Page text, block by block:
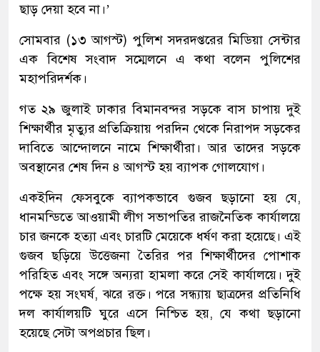
ছাড় দেয়া হবে না।’
সোমবার (১৩ আগস্ট) পুলিশ সদরদপ্তরের মিডিয়া সেন্টার
এক বিশেষ সংবাদ সম্মেলনে এ কথা বলেন পুলিশের
মহাপরিদর্শক।
গত ২৯ জুলাই ঢাকার বিমানবন্দর সড়কে বাস চাপায় দুই
শিক্ষার্থীর মৃত্যুর প্রতিক্রিয়ায় পরদিন থেকে নিরাপদ সড়কের
দাবিতে আন্দোলনে নামে শিক্ষার্থীরা। আর তাদের সড়কে
অবস্থানের শেষ দিন ৪ আগস্ট হয় ব্যাপক গোলযোগ।
একইদিন ফেসবুকে ব্যাপকভাবে গুজব ছড়ানো হয় যে,
ধানমন্ডিতে আওয়ামী লীগ সভাপতির রাজনৈতিক কার্যালয়ে
চার জনকে হত্যা এবং চারটি মেয়েকে ধর্ষণ করা হয়েছে। এই
গুজব ছড়িয়ে উত্তেজনা তৈরির পর শিক্ষার্থীদের পোশাক
পরিহিত এবং সঙ্গে অন্যরা হামলা করে সেই কার্যালয়ে। দুই
পক্ষে হয় সংঘর্ষ, ঝরে রক্ত। পরে সন্ধ্যায় ছাত্রদের প্রতিনিধি
দল কার্যালয়টি ঘুরে এসে নিশ্চিত হয়, যে কথা ছড়ানো
হয়েছে সেটা অপপ্রচার ছিল।